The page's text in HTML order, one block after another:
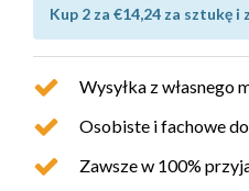
Kup 2 za €14,24 za sztukę i
Wysyłka z własnego
Osobiste i fachowe
Zawsze w 100%